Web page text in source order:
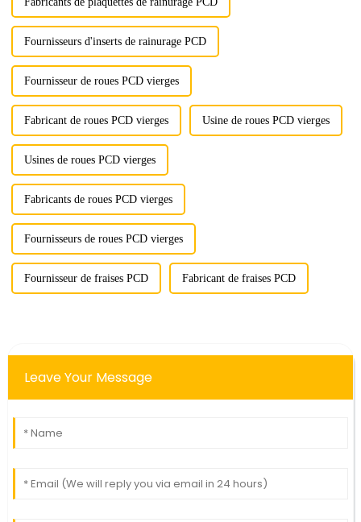
Fournisseurs d'inserts de rainurage PCD
Fournisseur de roues PCD vierges
Fabricant de roues PCD vierges Usine de roues PCD vierges
Usines de roues PCD vierges
Fabricants de roues PCD vierges
Fournisseurs de roues PCD vierges
Fournisseur de fraises PCD Fabricant de fraises PCD
Leave Your Message